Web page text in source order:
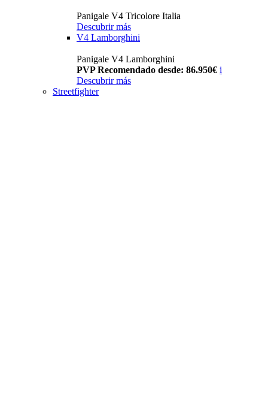
Panigale V4 Tricolore Italia
Descubrir más
V4 Lamborghini
Panigale V4 Lamborghini
PVP Recomendado desde: 86.950€ i
Descubrir más
Streetfighter